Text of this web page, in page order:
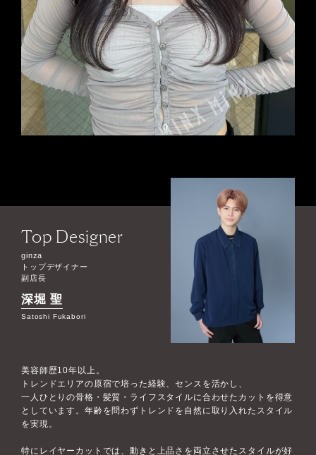
Top Designer
ginza
トップデザイナー
副店長
深堀 聖
Satoshi Fukabori
美容師歴10年以上。
トレンドエリアの原宿で培った経験、センスを活かし、
一人ひとりの骨格・髪質・ライフスタイルに合わせたカットを得意
としています。年齢を問わずトレンドを自然に取り入れたスタイル
を実現。
特にレイヤーカットでは、動きと上品さを両立させたスタイルが好